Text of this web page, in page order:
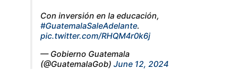
Con inversión en la educación,
#GuatemalaSaleAdelante.
pic.twitter.com/RHQM4r0k6j
— Gobierno Guatemala
(@GuatemalaGob) June 12, 2024